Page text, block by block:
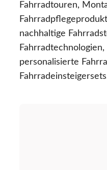
Fahrradtouren,
nachhaltige
personalisierte